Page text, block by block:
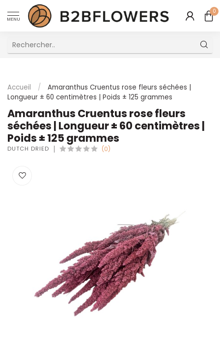
MENU
0
Accueil /
Amaranthus Cruentus rose fleurs séchées |
Longueur ± 60 centimètres | Poids ± 125 grammes
Amaranthus Cruentus rose fleurs
séchées | Longueur ± 60 centimètres |
Poids ± 125 grammes
DUTCH DRIED (0)